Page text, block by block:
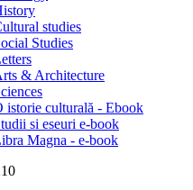
studies
Studies
& Architecture
istorie culturală - Ebook
si eseuri e-book
Magna - e-book